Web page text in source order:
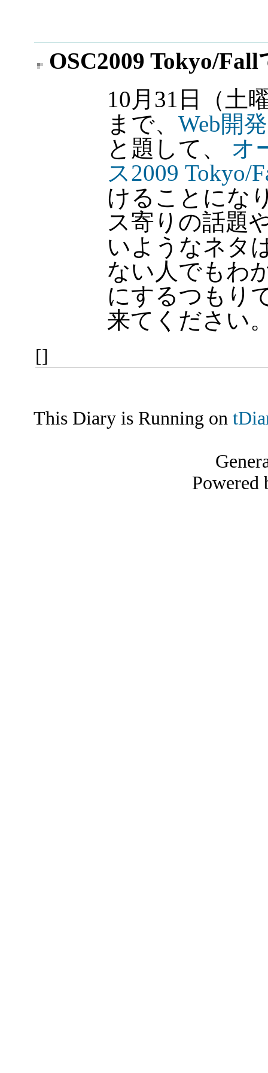
OSC2009 Tokyo/
10月31日（土
まで、 Web開
と題して、 オ
ス2009 Tokyo/
けることにな
ス寄りの話題
いようなネタ
ない人でもわ
にするつもり
来てください
[]
This Diary is Running on
Powered